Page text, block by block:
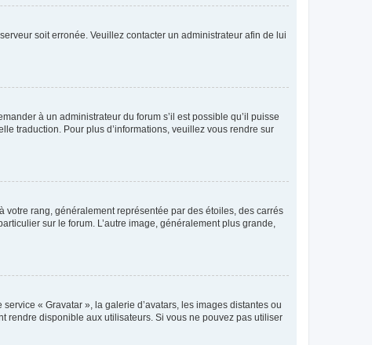
soit erronée. Veuillez contacter un administrateur afin de lui
à un administrateur du forum s’il est possible qu’il puisse
traduction. Pour plus d’informations, veuillez vous rendre sur
votre rang, généralement représentée par des étoiles, des carrés
sur le forum. L’autre image, généralement plus grande,
« Gravatar », la galerie d’avatars, les images distantes ou
rendre disponible aux utilisateurs. Si vous ne pouvez pas utiliser